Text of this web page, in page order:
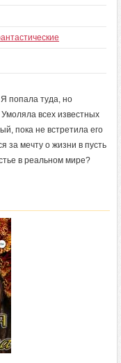
попала туда, но
всех известных
пока не встретила его
за мечту о жизни в пусть
в реальном мире?